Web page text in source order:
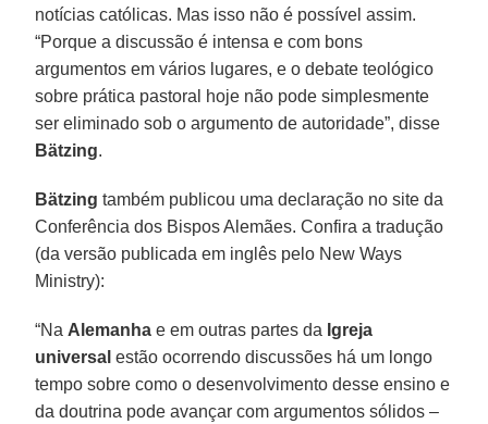
notícias católicas. Mas isso não é possível assim.
“Porque a discussão é intensa e com bons
argumentos em vários lugares, e o debate teológico
sobre prática pastoral hoje não pode simplesmente
ser eliminado sob o argumento de autoridade”, disse
Bätzing.
Bätzing também publicou uma declaração no site da
Conferência dos Bispos Alemães. Confira a tradução
(da versão publicada em inglês pelo New Ways
Ministry):
“Na Alemanha e em outras partes da Igreja
universal estão ocorrendo discussões há um longo
tempo sobre como o desenvolvimento desse ensino e
da doutrina pode avançar com argumentos sólidos –